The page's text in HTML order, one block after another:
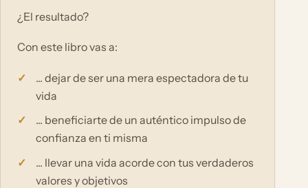
¿El resultado?
Con este libro vas a:
... dejar de ser una mera espectadora de tu
vida
... beneficiarte de un auténtico impulso de
confianza en ti misma
... llevar una vida acorde con tus verdaderos
valores y objetivos